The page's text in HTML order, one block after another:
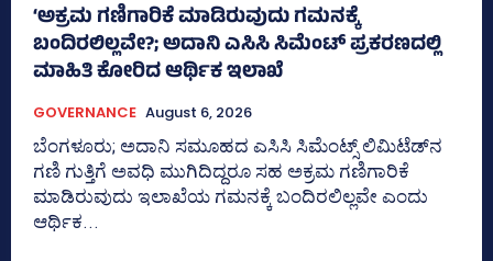
‘ಅಕ್ರಮ ಗಣಿಗಾರಿಕೆ ಮಾಡಿರುವುದು ಗಮನಕ್ಕೆ
ಬಂದಿರಲಿಲ್ಲವೇ?; ಅದಾನಿ ಎಸಿಸಿ ಸಿಮೆಂಟ್ ಪ್ರಕರಣದಲ್ಲಿ
ಮಾಹಿತಿ ಕೋರಿದ ಆರ್ಥಿಕ ಇಲಾಖೆ
GOVERNANCE August 6, 2026
ಬೆಂಗಳೂರು; ಅದಾನಿ ಸಮೂಹದ ಎಸಿಸಿ ಸಿಮೆಂಟ್ಸ್‌ ಲಿಮಿಟೆಡ್‌ನ
ಗಣಿ ಗುತ್ತಿಗೆ ಅವಧಿ ಮುಗಿದಿದ್ದರೂ ಸಹ ಅಕ್ರಮ ಗಣಿಗಾರಿಕೆ
ಮಾಡಿರುವುದು ಇಲಾಖೆಯ ಗಮನಕ್ಕೆ ಬಂದಿರಲಿಲ್ಲವೇ ಎಂದು
ಆರ್ಥಿಕ...